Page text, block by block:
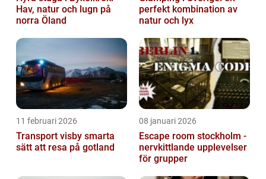
Hav, natur och lugn på
norra Öland
perfekt kombination av
natur och lyx
11 februari 2026
Transport visby smarta
sätt att resa på gotland
08 januari 2026
Escape room stockholm -
nervkittlande upplevelser
för grupper